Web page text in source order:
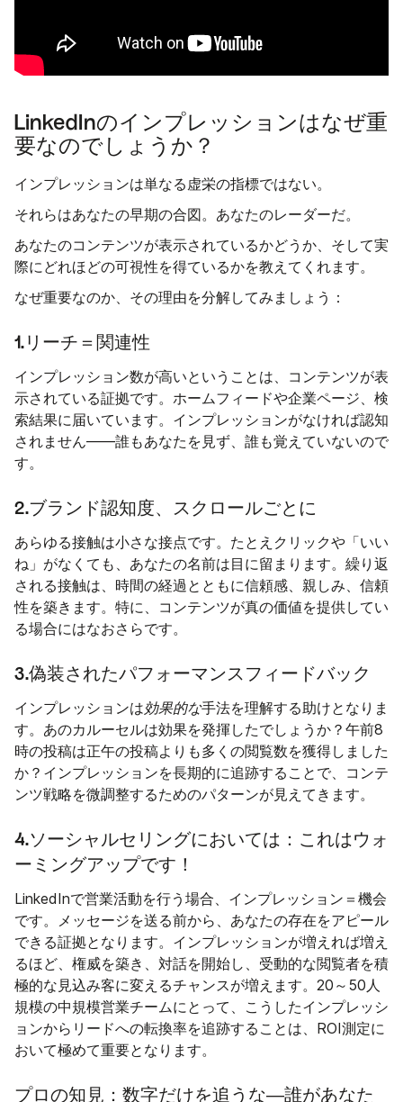
LinkedInのインプレッションはなぜ重
要なのでしょうか？
インプレッションは単なる虚栄の指標ではない。
それらはあなたの早期の合図。あなたのレーダーだ。
あなたのコンテンツが表示されているかどうか、そして実
際にどれほどの可視性を得ているかを教えてくれます。
なぜ重要なのか、その理由を分解してみましょう：
1. リーチ＝関連性
インプレッション数が高いということは、コンテンツが表
示されている証拠です。ホームフィードや企業ページ、検
索結果に届いています。インプレッションがなければ認知
されません——誰もあなたを見ず、誰も覚えていないので
す。
2.ブランド認知度、スクロールごとに
あらゆる接触は小さな接点です。たとえクリックや「いい
ね」がなくても、あなたの名前は目に留まります。繰り返
される接触は、時間の経過とともに信頼感、親しみ、信頼
性を築きます。特に、コンテンツが真の価値を提供してい
る場合にはなおさらです。
3.偽装されたパフォーマンスフィードバック
インプレッションは効果的な手法を理解する助けとなりま
す。あのカルーセルは効果を発揮したでしょうか？午前8
時の投稿は正午の投稿よりも多くの閲覧数を獲得しました
か？インプレッションを長期的に追跡することで、コンテ
ンツ戦略を微調整するためのパターンが見えてきます。
4.ソーシャルセリングにおいては：これはウォ
ーミングアップです！
LinkedInで営業活動を行う場合、インプレッション＝機会
です。メッセージを送る前から、あなたの存在をアピール
できる証拠となります。インプレッションが増えれば増え
るほど、権威を築き、対話を開始し、受動的な閲覧者を積
極的な見込み客に変えるチャンスが増えます。20～50人
規模の中規模営業チームにとって、こうしたインプレッシ
ョンからリードへの転換率を追跡することは、ROI測定に
おいて極めて重要となります。
プロの知見：数字だけを追うな―誰があなた